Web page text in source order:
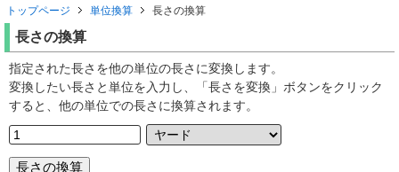
トップページ 単位換算 長さの換算
長さの換算
指定された長さを他の単位の長さに変換します。
変換したい長さと単位を入力し、「長さを変換」ボタンをクリック
すると、他の単位での長さに換算されます。